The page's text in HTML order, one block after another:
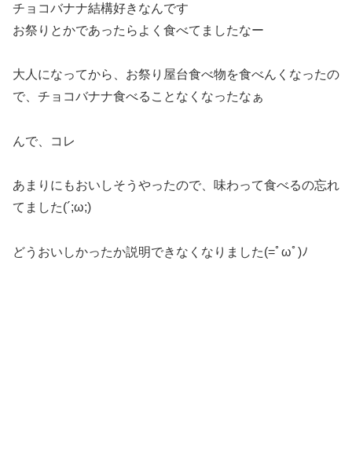
チョコバナナ結構好きなんです
お祭りとかであったらよく食べてましたなー
大人になってから、お祭り屋台食べ物を食べんくなったの
で、チョコバナナ食べることなくなったなぁ
んで、コレ
あまりにもおいしそうやったので、味わって食べるの忘れ
てました(´;ω;)
どうおいしかったか説明できなくなりました(=ﾟωﾟ)ﾉ